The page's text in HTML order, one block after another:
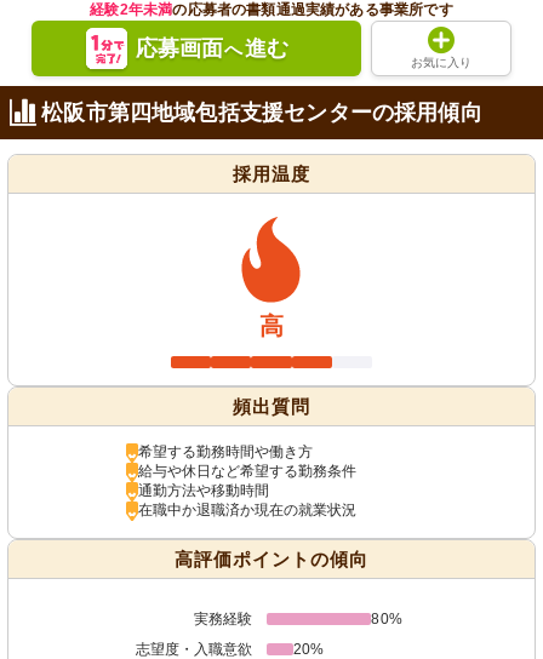
経験2年未満の応募者の書類通過実績がある事業所です
応募画面へ進む
お気に入り
松阪市第四地域包括支援センターの採用傾向
採用温度
高
頻出質問
希望する勤務時間や働き方
給与や休日など希望する勤務条件
通勤方法や移動時間
在職中か退職済か現在の就業状況
高評価ポイントの傾向
実務経験
80%
志望度・入職意欲
20%